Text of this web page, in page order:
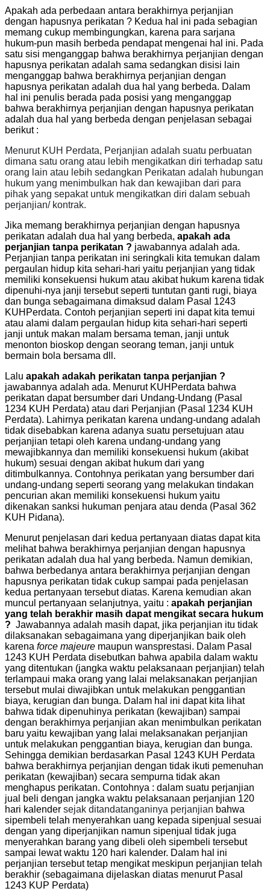
Apakah ada perbedaan antara berakhirnya perjanjian
dengan hapusnya perikatan ? Kedua hal ini pada sebagian
memang cukup membingungkan, karena para sarjana
hukum-pun masih berbeda pendapat mengenai hal ini. Pada
satu sisi menganggap bahwa berakhirnya perjanjian dengan
hapusnya perikatan adalah sama sedangkan disisi lain
menganggap bahwa berakhirnya perjanjian dengan
hapusnya perikatan adalah dua hal yang berbeda. Dalam
hal ini penulis berada pada posisi yang menganggap
bahwa berakhirnya perjanjian dengan hapusnya perikatan
adalah dua hal yang berbeda dengan penjelasan sebagai
berikut :
Menurut KUH Perdata, Perjanjian adalah suatu perbuatan
dimana satu orang atau lebih mengikatkan diri terhadap satu
orang lain atau lebih sedangkan Perikatan adalah hubungan
hukum yang menimbulkan hak dan kewajiban dari para
pihak yang sepakat untuk mengikatkan diri dalam sebuah
perjanjian/ kontrak.
Jika memang berakhirnya perjanjian dengan hapusnya
perikatan adalah dua hal yang berbeda, apakah ada
perjanjian tanpa perikatan ? jawabannya adalah ada.
Perjanjian tanpa perikatan ini seringkali kita temukan dalam
pergaulan hidup kita sehari-hari yaitu perjanjian yang tidak
memiliki konsekuensi hukum atau akibat hukum karena tidak
dipenuhi-nya janji tersebut seperti tuntutan ganti rugi, biaya
dan bunga sebagaimana dimaksud dalam Pasal 1243
KUHPerdata. Contoh perjanjian seperti ini dapat kita temui
atau alami dalam pergaulan hidup kita sehari-hari seperti
janji untuk makan malam bersama teman, janji untuk
menonton bioskop dengan seorang teman, janji untuk
bermain bola bersama dll.
Lalu apakah adakah perikatan tanpa perjanjian ?
jawabannya adalah ada. Menurut KUHPerdata bahwa
perikatan dapat bersumber dari Undang-Undang (Pasal
1234 KUH Perdata) atau dari Perjanjian (Pasal 1234 KUH
Perdata). Lahirnya perikatan karena undang-undang adalah
tidak disebabkan karena adanya suatu persetujuan atau
perjanjian tetapi oleh karena undang-undang yang
mewajibkannya dan memiliki konsekuensi hukum (akibat
hukum) sesuai dengan akibat hukum dari yang
ditimbulkannya. Contohnya perikatan yang bersumber dari
undang-undang seperti seorang yang melakukan tindakan
pencurian akan memiliki konsekuensi hukum yaitu
dikenakan sanksi hukuman penjara atau denda (Pasal 362
KUH Pidana).
Menurut penjelasan dari kedua pertanyaan diatas dapat kita
melihat bahwa berakhirnya perjanjian dengan hapusnya
perikatan adalah dua hal yang berbeda. Namun demikian,
bahwa berbedanya antara berakhirnya perjanjian dengan
hapusnya perikatan tidak cukup sampai pada penjelasan
kedua pertanyaan tersebut diatas. Karena kemudian akan
muncul pertanyaan selanjutnya, yaitu : apakah perjanjian
yang telah berakhir masih dapat mengikat secara hukum
? Jawabannya adalah masih dapat, jika perjanjian itu tidak
dilaksanakan sebagaimana yang diperjanjikan baik oleh
karena force majeure maupun wansprestasi. Dalam Pasal
1243 KUH Perdata disebutkan bahwa apabila dalam waktu
yang ditentukan (jangka waktu pelaksanaan perjanjian) telah
terlampaui maka orang yang lalai melaksanakan perjanjian
tersebut mulai diwajibkan untuk melakukan penggantian
biaya, kerugian dan bunga. Dalam hal ini dapat kita lihat
bahwa tidak dipenuhinya perikatan (kewajiban) sampai
dengan berakhirnya perjanjian akan menimbulkan perikatan
baru yaitu kewajiban yang lalai melaksanakan perjanjian
untuk melakukan penggantian biaya, kerugian dan bunga.
Sehingga demikian berdasarkan Pasal 1243 KUH Perdata
bahwa berakhirnya perjanjian dengan tidak ikuti pemenuhan
perikatan (kewajiban) secara sempurna tidak akan
menghapus perikatan. Contohnya : dalam suatu perjanjian
jual beli dengan jangka waktu pelaksanaan perjanjian 120
hari kalender sejak ditandatanganinya perjanjian bahwa
sipembeli telah menyerahkan uang kepada sipenjual sesuai
dengan yang diperjanjikan namun sipenjual tidak juga
menyerahkan barang yang dibeli oleh sipembeli tersebut
sampai lewat waktu 120 hari kalender. Dalam hal ini
perjanjian tersebut tetap mengikat meskipun perjanjian telah
berakhir (sebagaimana dijelaskan diatas menurut Pasal
1243 KUP Perdata)